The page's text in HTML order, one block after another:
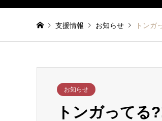
支援情報 お知らせ トンガ
お知らせ
トンガってる